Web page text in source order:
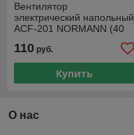
Вентилятор
электрический напольный
ACF-201 NORMANN (40
скорости, автоповорот)
110 руб.
Купить
О нас